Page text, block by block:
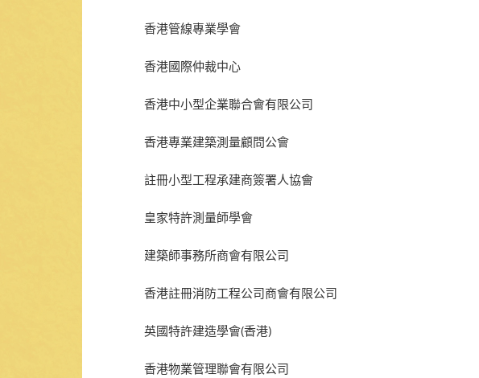
香港管線專業學會
香港國際仲裁中心
香港中小型企業聯合會有限公司
香港專業建築測量顧問公會
註冊小型工程承建商簽署人協會
皇家特許測量師學會
建築師事務所商會有限公司
香港註冊消防工程公司商會有限公司
英國特許建造學會(香港)
香港物業管理聯會有限公司